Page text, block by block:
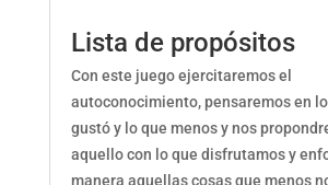
Lista de propósitos
Con este juego ejercitaremos el
autoconocimiento, pensaremos en
gustó y lo que menos y nos
aquello con lo que disfrutamos y
manera aquellas cosas que menos